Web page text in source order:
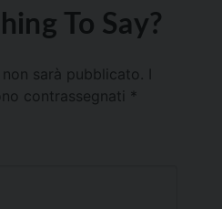
To Say?
sarà pubblicato.
contrassegnati *